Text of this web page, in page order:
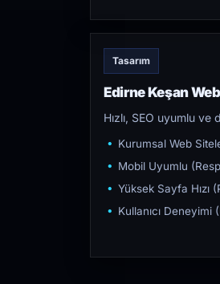
Tasarım
Edirne Keşan
Hızlı, SEO uyumlu
Kurumsal Web
Mobil Uyumlu
Yüksek Sayfa Hızı
Kullanıcı Deneyimi